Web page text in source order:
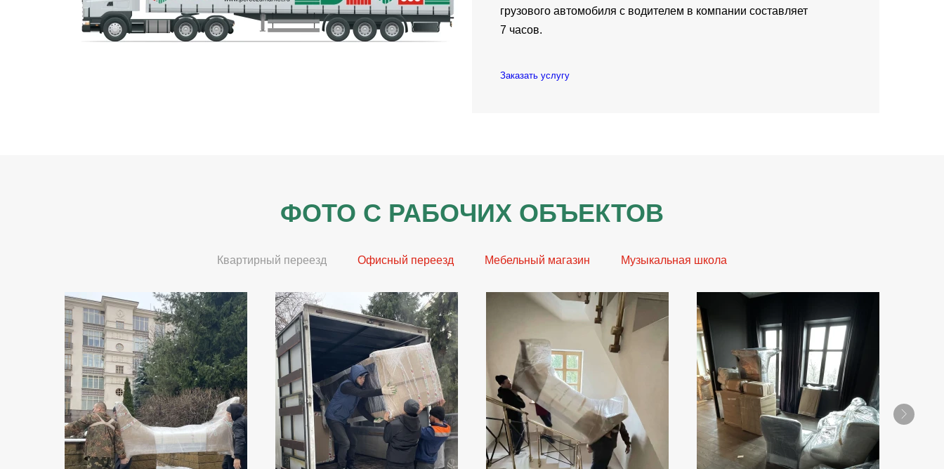
грузового автомобиля с водителем в компании составляет
7 часов.
Заказать услугу
ФОТО С РАБОЧИХ ОБЪЕКТОВ
Квартирный переезд Офисный переезд Мебельный магазин Музыкальная школа